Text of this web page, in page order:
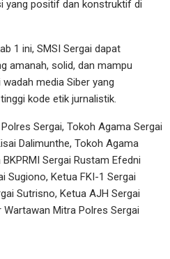
yang positif dan konstruktif di
1 ini, SMSI Sergai dapat
amanah, solid, dan mampu
media Siber yang
kode etik jurnalistik.
Sergai, Tokoh Agama Sergai
Dalimunthe, Tokoh Agama
Sergai Rustam Efedni
Sugiono, Ketua FKI-1 Sergai
Sutrisno, Ketua AJH Sergai
Mitra Polres Sergai